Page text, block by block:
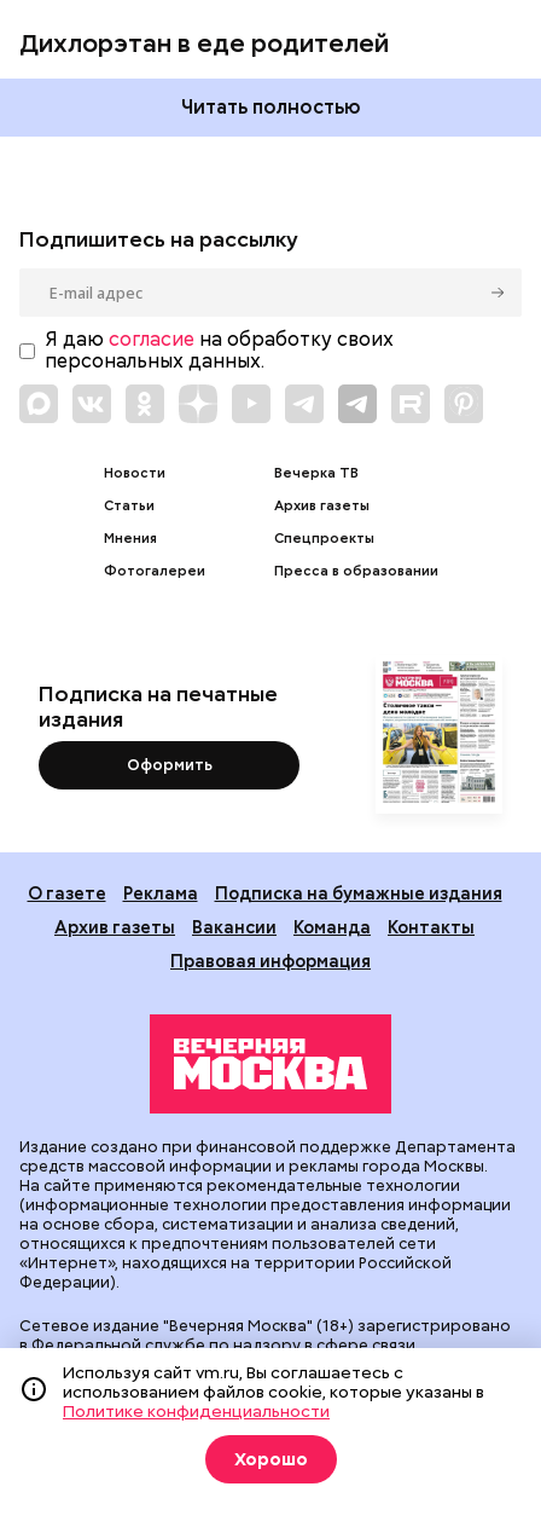
Дихлорэтан в еде родителей
Читать полностью
Подпишитесь на рассылку
Я даю согласие на обработку своих
персональных данных.
Новости
Статьи
Мнения
Фотогалереи
Вечерка ТВ
Архив газеты
Спецпроекты
Пресса в образовании
Подписка на печатные
издания
Оформить
О газете Реклама
Подписка на бумажные издания
Архив газеты
Вакансии Команда
Контакты
Правовая информация
Сетевое издание "Вечерняя Москва" (18+) зарегистрировано
в Федеральной службе по надзору в сфере связи,
информационных технологий и массовых коммуникаций
(Роскомнадзор). Свидетельство о регистрации ЭЛ № ФС 77 -
90524 от 09.12.2025. Учредитель: АО "Редакция газеты
"Вечерняя Москва". Главный редакторvm.ru
Геннадьевич Глуходедов. Адрес редакции: 127015, г.Москва,
Бумажный пр-д, д. 14, стр. 2. Телефон:
+7(499)557-04-24
. Почта для связи с редакцией сайта:
Издание создано при финансовой поддержке Департамента
средств массовой информации и рекламы города Москвы.
На сайте применяются рекомендательные технологии
(информационные технологии предоставления информации
на основе сбора, систематизации и анализа сведений,
относящихся к предпочтениям пользователей сети
«Интернет», находящихся на территории Российской
Федерации).
Используя сайт vm.ru, Вы соглашаетесь с
использованием файлов cookie, которые указаны в
Политике конфиденциальности
Хорошо